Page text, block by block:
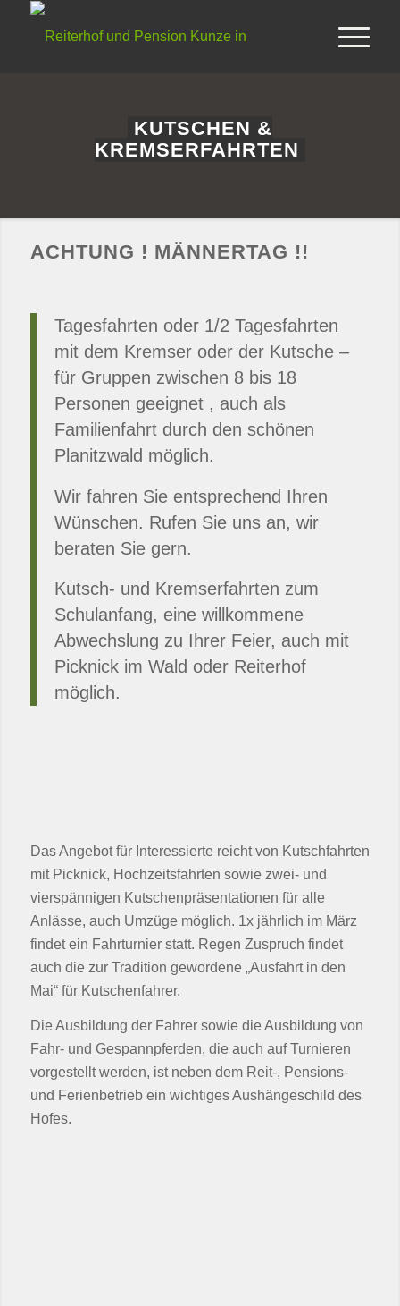
KUTSCHEN &
KREMSERFAHRTEN
ACHTUNG ! MÄNNERTAG !!
Tagesfahrten oder 1/2 Tagesfahrten
mit dem Kremser oder der Kutsche –
für Gruppen zwischen 8 bis 18
Personen geeignet , auch als
Familienfahrt durch den schönen
Planitzwald möglich.
Wir fahren Sie entsprechend Ihren
Wünschen. Rufen Sie uns an, wir
beraten Sie gern.
Kutsch- und Kremserfahrten zum
Schulanfang, eine willkommene
Abwechslung zu Ihrer Feier, auch mit
Picknick im Wald oder Reiterhof
möglich.
Das Angebot für Interessierte reicht von Kutschfahrten
mit Picknick, Hochzeitsfahrten sowie zwei- und
vierspännigen Kutschenpräsentationen für alle
Anlässe, auch Umzüge möglich. 1x jährlich im März
findet ein Fahrturnier statt. Regen Zuspruch findet
auch die zur Tradition gewordene „Ausfahrt in den
Mai“ für Kutschenfahrer.
Die Ausbildung der Fahrer sowie die Ausbildung von
Fahr- und Gespannpferden, die auch auf Turnieren
vorgestellt werden, ist neben dem Reit-, Pensions-
und Ferienbetrieb ein wichtiges Aushängeschild des
Hofes.